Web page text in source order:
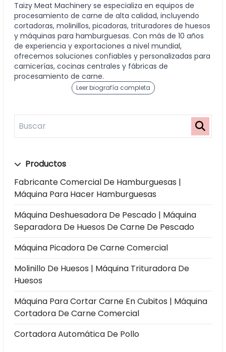
Taizy Meat Machinery se especializa en equipos de
procesamiento de carne de alta calidad, incluyendo
cortadoras, molinillos, picadoras, trituradores de huesos
y máquinas para hamburguesas. Con más de 10 años
de experiencia y exportaciones a nivel mundial,
ofrecemos soluciones confiables y personalizadas para
carnicerías, cocinas centrales y fábricas de
procesamiento de carne.
Leer biografía completa
Productos
Fabricante Comercial De Hamburguesas |
Máquina Para Hacer Hamburguesas
Máquina Deshuesadora De Pescado | Máquina
Separadora De Huesos De Carne De Pescado
Máquina Picadora De Carne Comercial
Molinillo De Huesos | Máquina Trituradora De
Huesos
Máquina Para Cortar Carne En Cubitos | Máquina
Cortadora De Carne Comercial
Cortadora Automática De Pollo